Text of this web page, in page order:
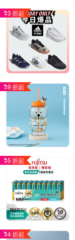
3 折起
9 折起
5 折起
4 折起